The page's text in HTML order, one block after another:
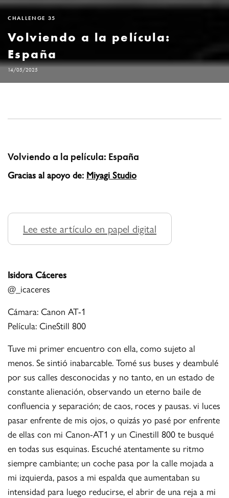
CHALLENGE 35
Volviendo a la película:
España
14/05/2025
Volviendo a la película: España
Gracias al apoyo de: Miyagi Studio
Lee este artículo en papel digital
Isidora Cáceres
@_icaceres
Cámara: Canon AT-1
Película: CineStill 800
Tuve mi primer encuentro con ella, como sujeto al
menos. Se sintió inabarcable. Tomé sus buses y deambulé
por sus calles desconocidas y no tanto, en un estado de
constante alienación, observando un eterno baile de
confluencia y separación; de caos, roces y pausas. vi luces
pasar enfrente de mis ojos, o quizás yo pasé por enfrente
de ellas con mi Canon-AT1 y un Cinestill 800 te busqué
en todas sus esquinas. Escuché atentamente su ritmo
siempre cambiante; un coche pasa por la calle mojada a
mi izquierda, pasos a mi espalda que aumentaban su
intensidad para luego reducirse, el abrir de una reja a mi